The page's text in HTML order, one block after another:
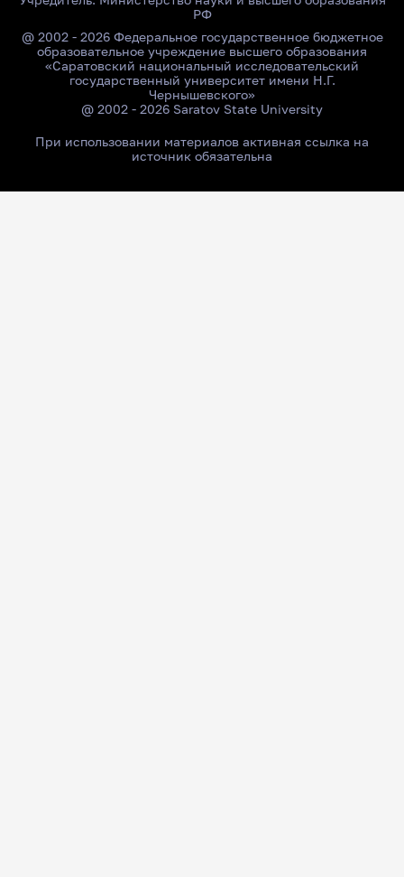
РФ
@ 2002 - 2026 Федеральное государственное бюджетное
образовательное учреждение высшего образования
«Саратовский национальный исследовательский
государственный университет имени Н.Г.
Чернышевского»
@ 2002 - 2026 Saratov State University
При использовании материалов активная ссылка на
источник обязательна